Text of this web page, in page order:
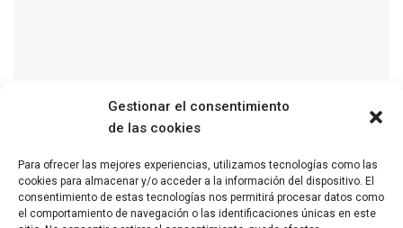
Gestionar el consentimiento
de las cookies
Para ofrecer las mejores experiencias, utilizamos tecnologías como las
cookies para almacenar y/o acceder a la información del dispositivo. El
consentimiento de estas tecnologías nos permitirá procesar datos como
el comportamiento de navegación o las identificaciones únicas en este
COPYRIGHT © TODOS LOS DERECHOS RESERVADOS
TEMA: MINIMAL GRID POR